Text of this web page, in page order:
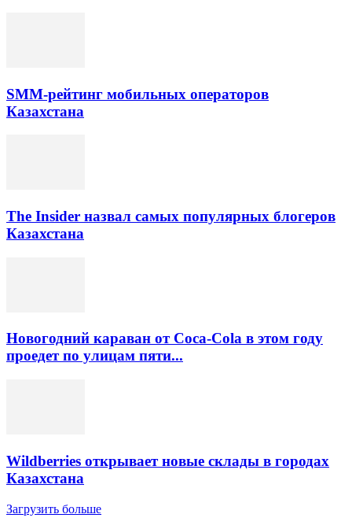
SMM-рейтинг мобильных операторов
Казахстана
The Insider назвал самых популярных блогеров
Казахстана
Новогодний караван от Coca-Cola в этом году
проедет по улицам пяти...
Wildberries открывает новые склады в городах
Казахстана
Загрузить больше